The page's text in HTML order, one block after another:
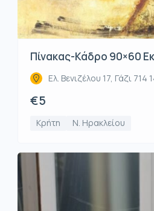
Πίνακας-Κάδρο 90×60
Ελ. Βενιζέλου 17, Γάζι 714
€5
Κρήτη Ν. Ηρακλείου